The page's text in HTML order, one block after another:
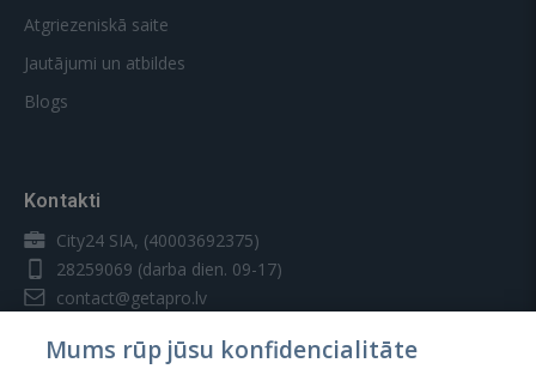
Atgriezeniskā saite
Jautājumi un atbildes
Blogs
Kontakti
City24 SIA, (40003692375)
28259069 (darba dien. 09-17)
contact@getapro.lv
Mums rūp jūsu konfidencialitāte